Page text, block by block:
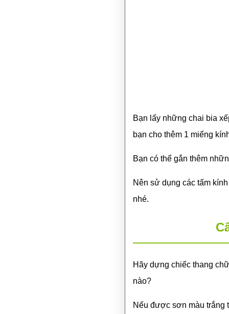
Bạn lấy những chai bia
bạn cho thêm 1 miếng
Bạn có thể gắn thêm
Nên sử dụng các tấm
nhé.
Hãy dựng chiếc thang
nào?
Nếu được sơn màu trắng